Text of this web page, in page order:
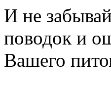
И не
поводок и
Вашего